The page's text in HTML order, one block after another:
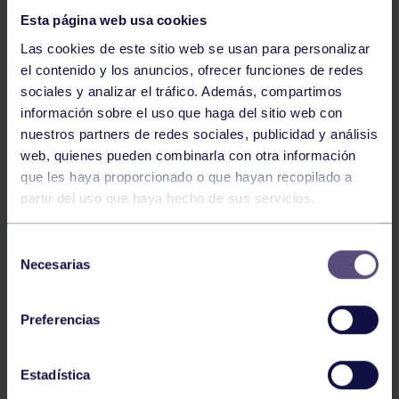
Esta página web usa cookies
Las cookies de este sitio web se usan para personalizar
el contenido y los anuncios, ofrecer funciones de redes
sociales y analizar el tráfico. Además, compartimos
información sobre el uso que haga del sitio web con
nuestros partners de redes sociales, publicidad y análisis
web, quienes pueden combinarla con otra información
que les haya proporcionado o que hayan recopilado a
partir del uso que haya hecho de sus servicios.
Necesarias
Preferencias
Estadística
Hockey 28 Jul 2026
ÓSCAR PALOMERO, RUMBO AL
MUNDIAL
Hockey